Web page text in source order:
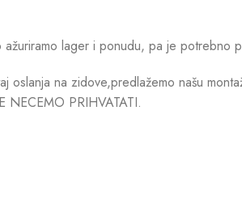
lager i ponudu, pa je
oslanja na zidove,predlažemo našu
NECEMO PRIHVATATI.